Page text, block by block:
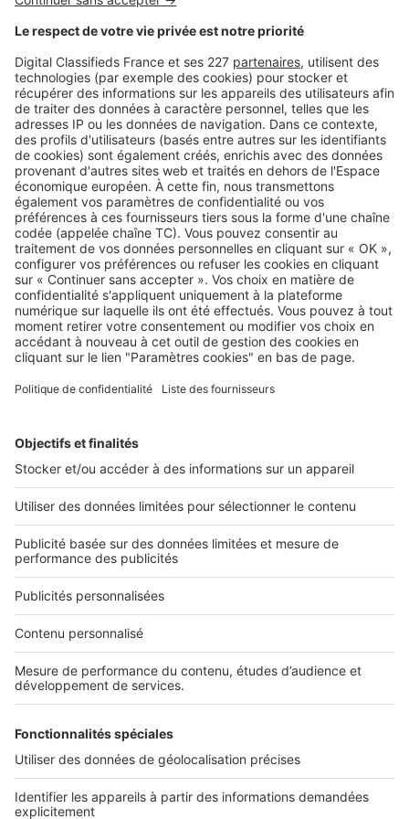
ou par l’intermédiaire d’une agence.
Image
Points marché
Immobilier de bureau : Montpellier
dans la cour des grands
Image
Financement
Charges locatives en location de
bureaux : tout ce qu’il faut savoir
Image
Rechercher une annonce par sa référence ?
Infos pratiques
Politique Générale de Protection des Données
Conditions Générales d'Utilisation
Paramétrer mes cookies
Diffusez vos annonces
Sites du groupe SeLoger
SeLoger.com- Petites annonces immobilières